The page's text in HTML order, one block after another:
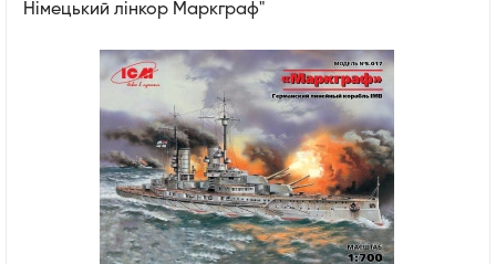
Німецький лінкор Маркграф"